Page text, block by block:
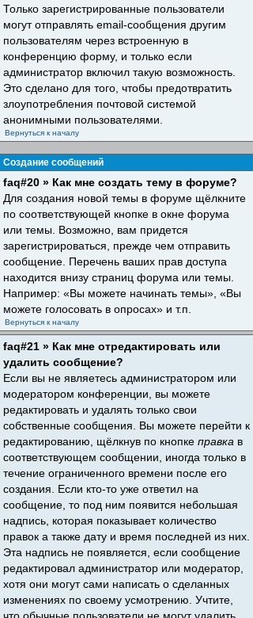
Только зарегистрированные пользователи
могут отправлять email-сообщения другим
пользователям через встроенную в
конференцию форму, и только если
администратор включил такую возможность.
Это сделано для того, чтобы предотвратить
злоупотребления почтовой системой
анонимными пользователями.
Вернуться к началу
Создание сообщений
faq#20 » Как мне создать тему в форуме?
Для создания новой темы в форуме щёлкните
по соответствующей кнопке в окне форума
или темы. Возможно, вам придется
зарегистрироваться, прежде чем отправить
сообщение. Перечень ваших прав доступа
находится внизу страниц форума или темы.
Например: «Вы можете начинать темы», «Вы
можете голосовать в опросах» и т.п.
Вернуться к началу
faq#21 » Как мне отредактировать или
удалить сообщение?
Если вы не являетесь администратором или
модератором конференции, вы можете
редактировать и удалять только свои
собственные сообщения. Вы можете перейти к
редактированию, щёлкнув по кнопке правка в
соответствующем сообщении, иногда только в
течение ограниченного времени после его
создания. Если кто-то уже ответил на
сообщение, то под ним появится небольшая
надпись, которая показывает количество
правок а также дату и время последней из них.
Эта надпись не появляется, если сообщение
редактировал администратор или модератор,
хотя они могут сами написать о сделанных
изменениях по своему усмотрению. Учтите,